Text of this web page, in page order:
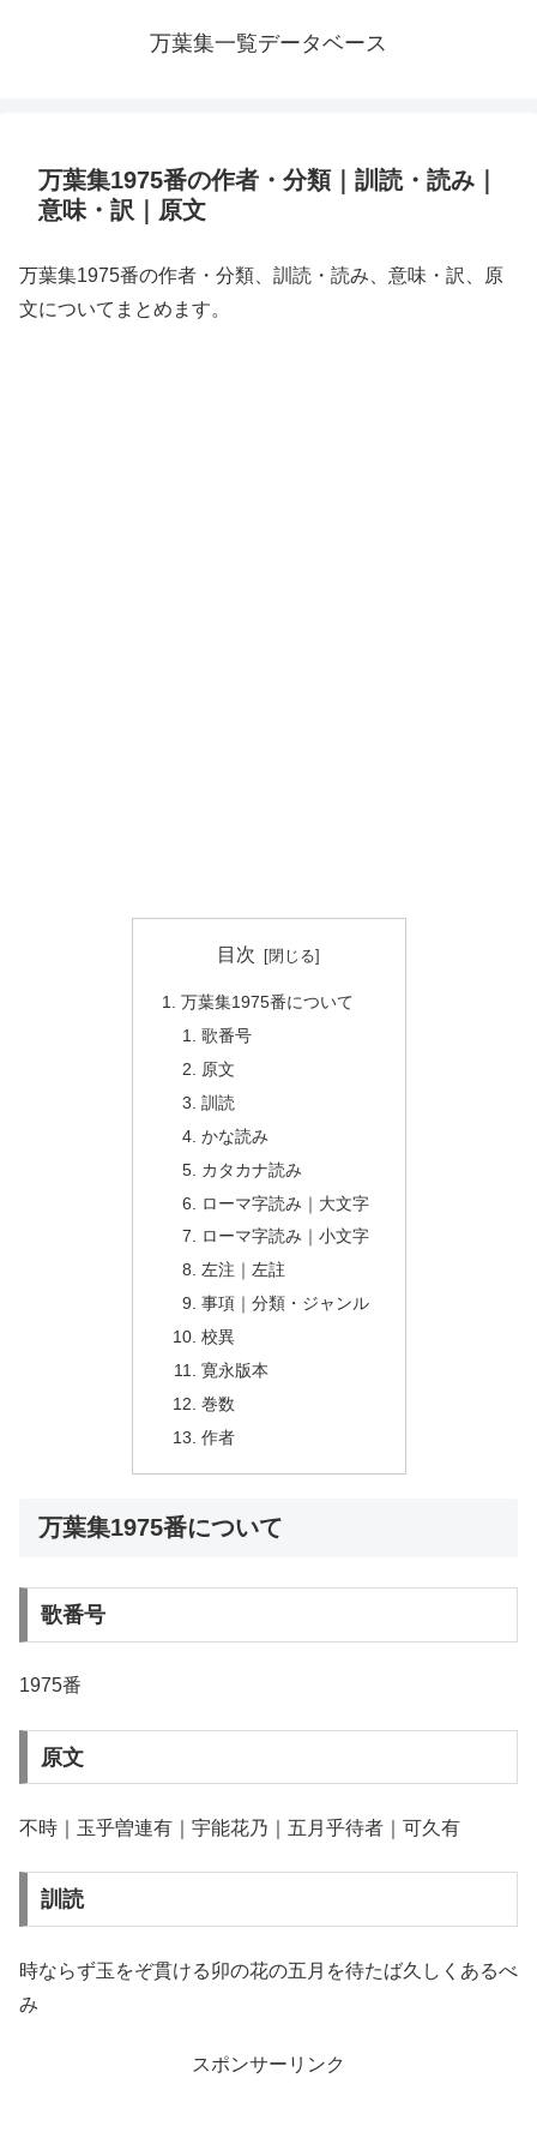
万葉集一覧データベース
万葉集1975番の作者・分類｜訓読・読み｜
意味・訳｜原文
万葉集1975番の作者・分類、訓読・読み、意味・訳、原
文についてまとめます。
目次
万葉集1975番について
歌番号
原文
訓読
かな読み
カタカナ読み
ローマ字読み｜大文字
ローマ字読み｜小文字
左注｜左註
事項｜分類・ジャンル
校異
寛永版本
巻数
作者
万葉集1975番について
歌番号
1975番
原文
不時｜玉乎曽連有｜宇能花乃｜五月乎待者｜可久有
訓読
時ならず玉をぞ貫ける卯の花の五月を待たば久しくあるべ
み
スポンサーリンク